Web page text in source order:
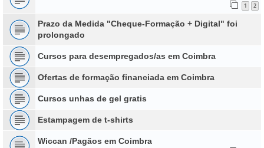
1 2
Prazo da Medida "Cheque-Formação + Digital" foi
prolongado
Cursos para desempregados/as em Coimbra
Ofertas de formação financiada em Coimbra
Cursos unhas de gel gratis
Estampagem de t-shirts
Wiccan /Pagãos em Coimbra